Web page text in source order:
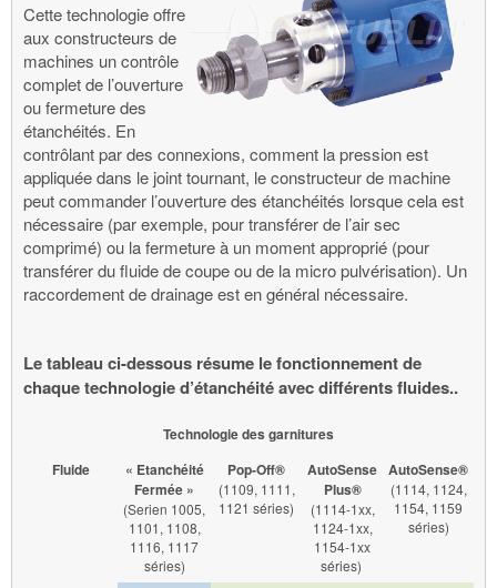
Cette technologie offre
aux constructeurs de
machines un contrôle
complet de l’ouverture
ou fermeture des
étanchéités. En
contrôlant par des connexions, comment la pression est
appliquée dans le joint tournant, le constructeur de machine
peut commander l’ouverture des étanchéités lorsque cela est
nécessaire (par exemple, pour transférer de l’air sec
comprimé) ou la fermeture à un moment approprié (pour
transférer du fluide de coupe ou de la micro pulvérisation). Un
raccordement de drainage est en général nécessaire.
Le tableau ci-dessous résume le fonctionnement de
chaque technologie d’étanchéité avec différents fluides..
Technologie des garnitures
Fluide
« Etanchéité
Fermée »
(Serien 1005,
1101, 1108,
1116, 1117
séries)
Pop-Off®
(1109, 1111,
1121 séries)
AutoSense
Plus®
(1114-1xx,
1124-1xx,
1154-1xx
séries)
AutoSense®
(1114, 1124,
1154, 1159
séries)